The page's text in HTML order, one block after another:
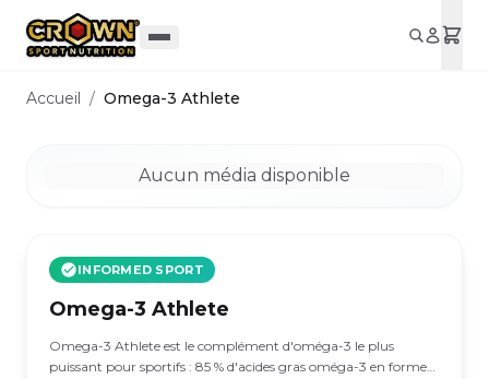
Aller au contenu principal
Accueil / Omega-3 Athlete
Aucun média disponible
INFORMED SPORT
Omega-3 Athlete
Omega-3 Athlete est le complément d'oméga-3 le plus
puissant pour sportifs : 85 % d'acides gras oméga-3 en forme